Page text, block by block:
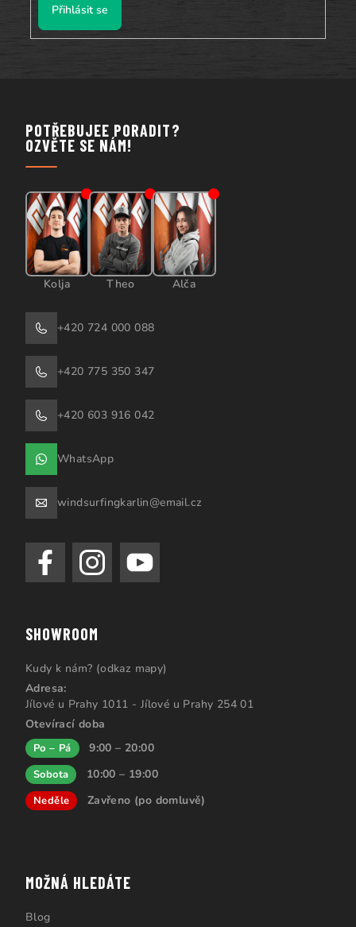
Přihlásit se
POTŘEBUJEE PORADIT?
OZVĚTE SE NÁM!
Kolja Theo Alča
+420 724 000 088
+420 775 350 347
+420 603 916 042
WhatsApp
windsurfingkarlin@email.cz
SHOWROOM
Kudy k nám? (odkaz mapy)
Adresa:
Jílové u Prahy 1011 - Jílové u Prahy 254 01
Otevírací doba
Po – Pá 9:00 – 20:00
Sobota 10:00 – 19:00
Neděle Zavřeno (po domluvě)
MOŽNÁ HLEDÁTE
Blog